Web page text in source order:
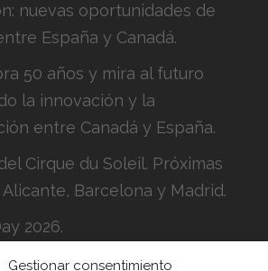
Gestionar consentimiento
nuevas oportunidades de
España y Canadá.
50 años y mira al futuro
la innovación y la
entre Canadá y España.
Cirque du Soleil. Próximas
Alicante, Barcelona y Madrid.
2026.